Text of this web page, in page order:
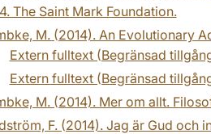
The Saint Mark Foundation.
M. (2014). An Evolutionary
Extern fulltext (Begränsad
Extern fulltext (Begränsad
M. (2014). Mer om allt.
F. (2014). Jag är Gud och